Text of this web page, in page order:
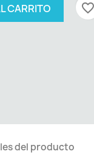
CARRITO favorite_border
del producto